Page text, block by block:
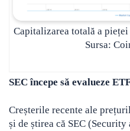
Capitalizarea totală a
Sursa:
SEC începe să evalueze
Creșterile recente ale
și de știrea că SEC